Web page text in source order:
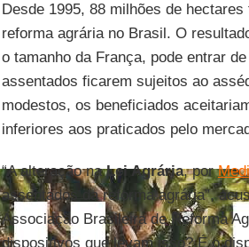
Desde 1995, 88 milhões de
reforma agrária no Brasil. O
o tamanho da França, pode entrar
assentados ficarem sujeitos ao
modestos, os beneficiados
inferiores aos praticados pelo
“A alteração naLei Agrária, por
assentados da reforma agrária”,
Associação Brasileira de Reforma
dispositivos que levam isso? É o